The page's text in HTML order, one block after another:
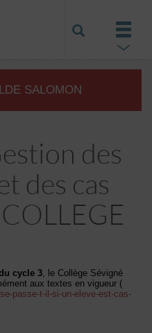
SALOMON
des
des cas
cycle 3, le Collège Sévigné
aux textes en vigueur (
passe-t-il-si-un-eleve-est-cas-